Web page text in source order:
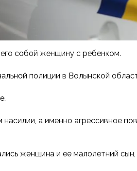
собой женщину с ребенком.
полиции в Волынской
а именно агрессивное
женщина и ее малолетний